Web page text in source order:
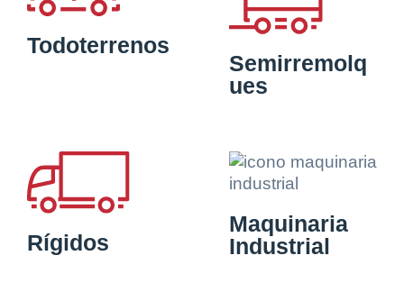
Todoterrenos
Semirremolq
ues
Rígidos
Maquinaria
Industrial